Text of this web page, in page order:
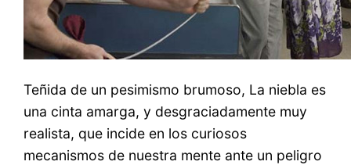
Teñida de un pesimismo brumoso, La niebla es
una cinta amarga, y desgraciadamente muy
realista, que incide en los curiosos
mecanismos de nuestra mente ante un peligro